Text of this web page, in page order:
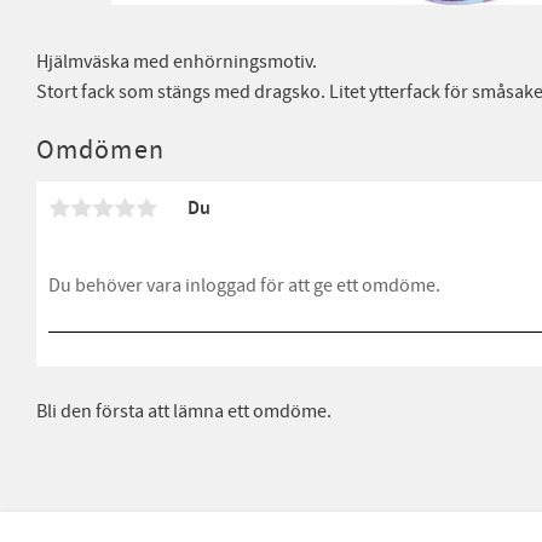
Hjälmväska med enhörningsmotiv.
Stort fack som stängs med dragsko. Litet ytterfack för
Omdömen
Du
Bli den första att lämna ett omdöme.